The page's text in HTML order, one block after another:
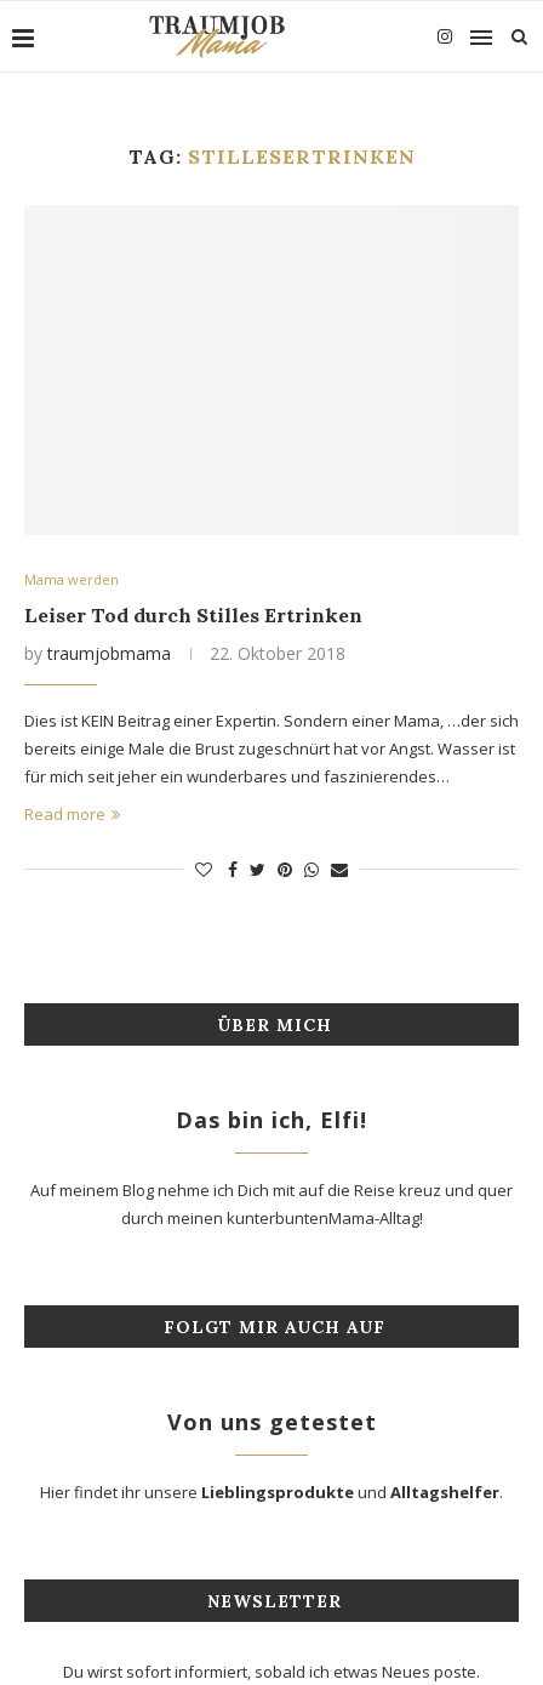
TAG: STILLESERTRINKEN
Mama werden
Leiser Tod durch Stilles Ertrinken
bytraumjobmama 22. Oktober 2018
Dies ist KEIN Beitrag einer Expertin. Sondern einer Mama, …der sich
bereits einige Male die Brust zugeschnürt hat vor Angst. Wasser ist
für mich seit jeher ein wunderbares und faszinierendes…
Read more
ÜBER MICH
Das bin ich, Elfi!
Auf meinem Blog nehme ich Dich mit auf die Reise kreuz und quer
durch meinen kunterbuntenMama-Alltag!
FOLGT MIR AUCH AUF
Von uns getestet
Hier findet ihr unsere Lieblingsprodukteund Alltagshelfer.
NEWSLETTER
Du wirst sofort informiert, sobald ich etwas Neues poste.